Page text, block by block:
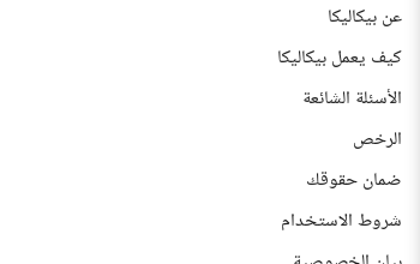
عن بيكاليكا
كيف يعمل بيكاليكا
الأسئلة الشائعة
الرخص
ضمان حقوقك
شروط الاستخدام